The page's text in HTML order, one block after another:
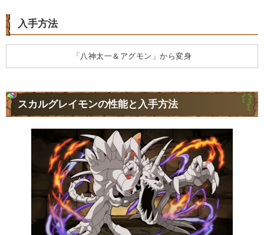
入手方法
「八神太一＆アグモン」から変身
スカルグレイモンの性能と入手方法